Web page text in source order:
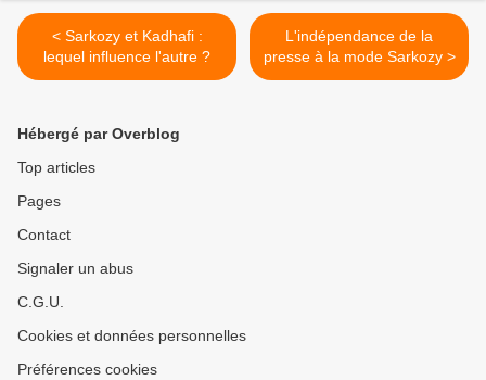
< Sarkozy et Kadhafi :
lequel influence l'autre ?
L'indépendance de la
presse à la mode Sarkozy >
Hébergé par Overblog
Top articles
Pages
Contact
Signaler un abus
C.G.U.
Cookies et données personnelles
Préférences cookies